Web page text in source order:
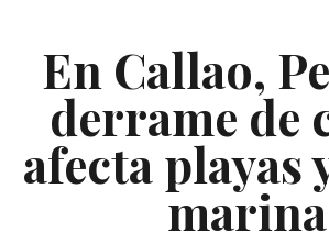
En Callao,
derrame de
afecta playas
marina